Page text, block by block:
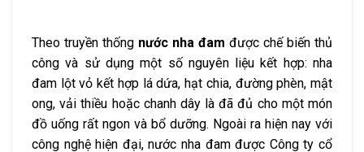
Theo truyền thống nước nha đam được chế biến thủ
công và sử dụng một số nguyên liệu kết hợp: nha
đam lột vỏ kết hợp lá dứa, hạt chia, đường phèn, mật
ong, vải thiều hoặc chanh dây là đã đủ cho một món
đồ uống rất ngon và bổ dưỡng. Ngoài ra hiện nay với
công nghệ hiện đại, nước nha đam được Công ty cổ